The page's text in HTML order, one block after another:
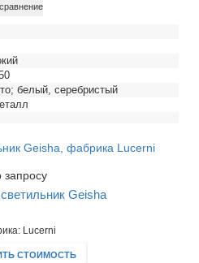
белый, серебристый
запросу
Geisha
Lucerni
СТОИМОСТЬ